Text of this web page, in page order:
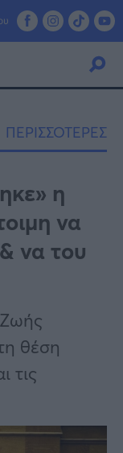
ΠΕΡΙΣΣΟΤΕΡΕΣ
η
να
να του
θέση
τις